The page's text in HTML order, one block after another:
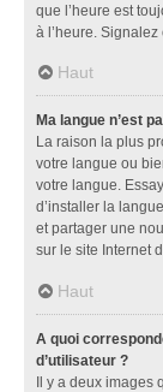
que l’heure est
à l’heure.
Haut
Ma langue n’est
La raison la plus
votre langue ou
votre langue.
d’installer la
et partager une
sur le site Internet
Haut
A quoi
d’utilisateur ?
Il y a deux images